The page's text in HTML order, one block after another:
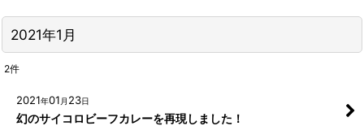
2021年1月
2件
2021年01 月 23日
幻のサイコロビーフカレーを再現しました！